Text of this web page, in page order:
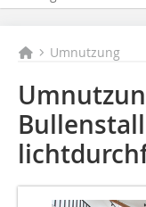
Umnutzung